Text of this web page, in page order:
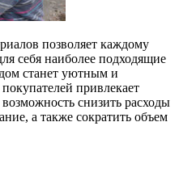
позволяет каждому
себя наиболее подходящие
станет уютным и
привлекает
снизить расходы
а также сократить объем